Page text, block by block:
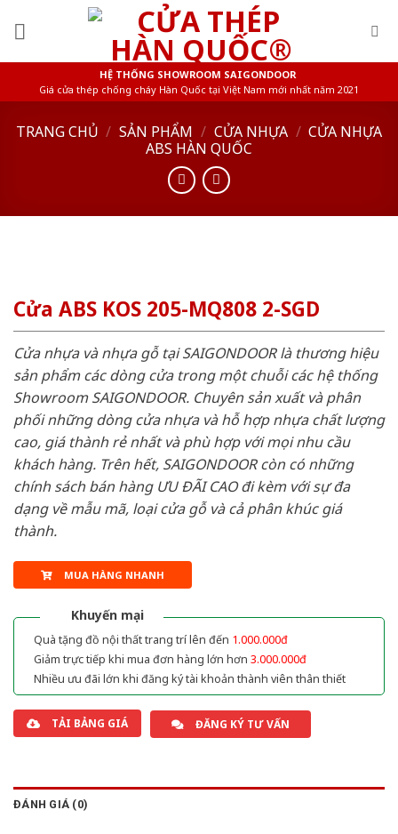
HỆ THỐNG SHOWROOM SAIGONDOOR
Giá cửa thép chống cháy Hàn Quốc tại Việt Nam mới nhất năm 2021
TRANG CHỦ / SẢN PHẨM / CỬA NHỰA / CỬA NHỰA
ABS HÀN QUỐC
Cửa ABS KOS 205-MQ808 2-SGD
Cửa nhựa và nhựa gỗ tại SAIGONDOOR là thương hiệu
sản phẩm các dòng cửa trong một chuỗi các hệ thống
Showroom SAIGONDOOR. Chuyên sản xuất và phân
phối những dòng cửa nhựa và hỗ hợp nhựa chất lượng
cao, giá thành rẻ nhất và phù hợp với mọi nhu cầu
khách hàng. Trên hết, SAIGONDOOR còn có những
chính sách bán hàng ƯU ĐÃI CAO đi kèm với sự đa
dạng về mẫu mã, loại cửa gỗ và cả phân khúc giá
thành.
MUA HÀNG NHANH
Khuyến mại
Quà tặng đồ nội thất trang trí lên đến 1.000.000đ
Giảm trực tiếp khi mua đơn hàng lớn hơn 3.000.000đ
Nhiều ưu đãi lớn khi đăng ký tài khoản thành viên thân thiết
TẢI BẢNG GIÁ ĐĂNG KÝ TƯ VẤN
ĐÁNH GIÁ (0)